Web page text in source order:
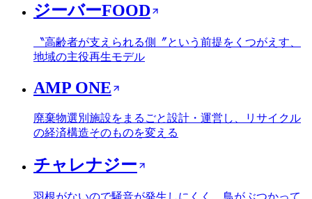
ジーバーFOOD
〝高齢者が支えられる側〞という前提をくつがえす、
地域の主役再生モデル
AMP ONE
廃棄物選別施設をまるごと設計・運営し、リサイクル
の経済構造そのものを変える
チャレナジー